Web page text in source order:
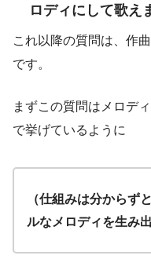
ロディにして歌え
これ以降の質問は、作
です。
まずこの質問はメロデ
で挙げているように
（仕組みは分からず
ルなメロディを生み